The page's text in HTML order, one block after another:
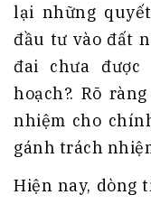
lại những
đầu tư vào đất
đai chưa
hoạch?. Rõ
nhiệm cho
gánh trách
Hiện nay, dòng